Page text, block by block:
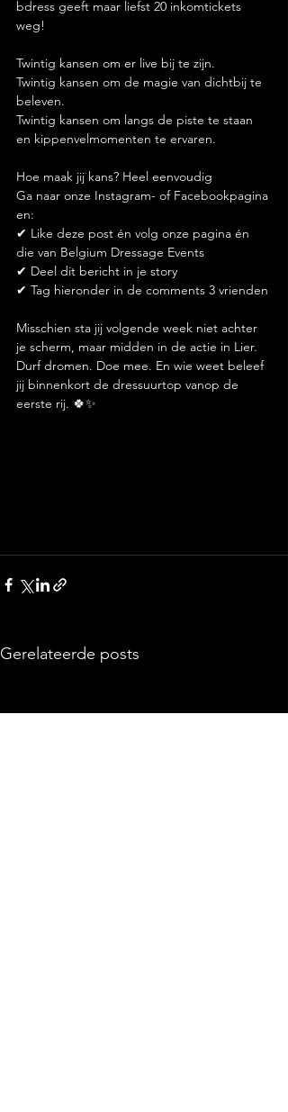
bdress geeft maar liefst 20 inkomtickets
weg!
Twintig kansen om er live bij te zijn.
Twintig kansen om de magie van dichtbij te
beleven.
Twintig kansen om langs de piste te staan
en kippenvelmomenten te ervaren.
Hoe maak jij kans? Heel eenvoudig
Ga naar onze Instagram- of Facebookpagina
en:
✔ Like deze post én volg onze pagina én
die van Belgium Dressage Events
✔ Deel dit bericht in je story
✔ Tag hieronder in de comments 3 vrienden
Misschien sta jij volgende week niet achter
je scherm, maar midden in de actie in Lier.
Durf dromen. Doe mee. En wie weet beleef
jij binnenkort de dressuurtop vanop de
eerste rij. 🍀✨
Gerelateerde posts